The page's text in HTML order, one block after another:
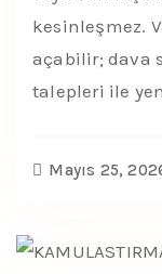
kesinleşmez.
açabilir; dava
talepleri ile
Mayıs 25,